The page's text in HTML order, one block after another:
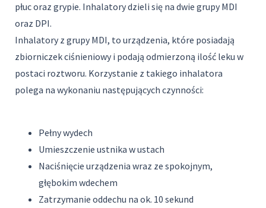
płuc oraz grypie. Inhalatory dzieli się na dwie grupy MDI
oraz DPI.
Inhalatory z grupy MDI, to urządzenia, które posiadają
zbiorniczek ciśnieniowy i podają odmierzoną ilość leku w
postaci roztworu. Korzystanie z takiego inhalatora
polega na wykonaniu następujących czynności:
Pełny wydech
Umieszczenie ustnika w ustach
Naciśnięcie urządzenia wraz ze spokojnym,
głębokim wdechem
Zatrzymanie oddechu na ok. 10 sekund